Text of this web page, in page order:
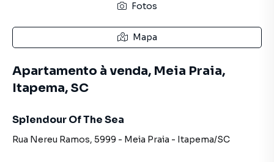
Fotos
Mapa
Apartamento à venda, Meia Praia,
Itapema, SC
Splendour Of The Sea
Rua Nereu Ramos, 5999 - Meia Praia - Itapema/SC